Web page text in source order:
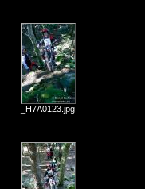
_H7A0123.jpg